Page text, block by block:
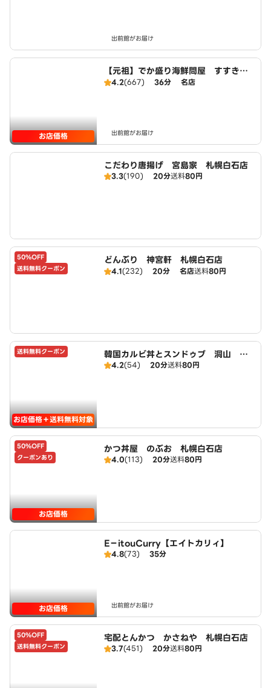
出前館がお届け
お店価格
【元祖】でか盛り海鮮問屋 すすきの
店4.2(667) 36分 名店
出前館がお届け
こだわり唐揚げ 宮島家 札幌白石店
3.3(190) 20分送料80円
50%OFF
送料無料クーポン
どんぶり 神宮軒 札幌白石店
4.1(232) 20分 名店送料80円
送料無料クーポン
お店価格＋送料無料対象
韓国カルビ丼とスンドゥブ 洞山 札
幌白石店
4.2(54) 20分送料80円
50%OFF
クーポンあり
お店価格
かつ丼屋 のぶお 札幌白石店
4.0(113) 20分送料80円
お店価格
E－itouCurry【エイトカリィ】
4.8(73) 35分
出前館がお届け
50%OFF
送料無料クーポン
宅配とんかつ かさねや 札幌白石店
3.7(451) 20分送料80円